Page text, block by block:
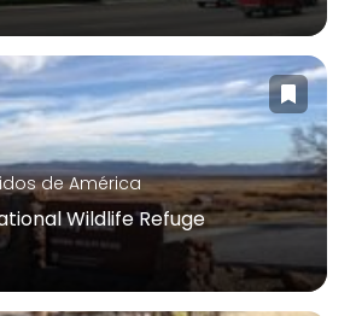
de América
Wildlife Refuge